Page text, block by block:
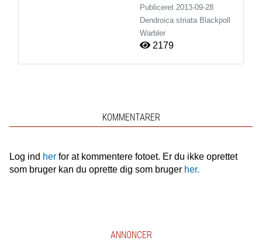
Publiceret 2013-09-28
Dendroica striata Blackpoll
Warbler
2179
KOMMENTARER
Log ind herfor at kommentere fotoet. Er du ikke oprettet
som bruger kan du oprette dig som bruger her.
ANNONCER